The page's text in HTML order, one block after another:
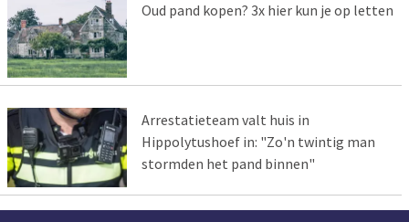
Oud pand kopen? 3x hier kun je op letten
Arrestatieteam valt huis in
Hippolytushoef in: "Zo'n twintig man
stormden het pand binnen"